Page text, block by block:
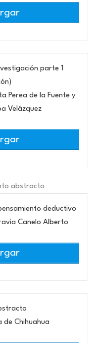
parte 1
Perea de la Fuente y
Velázquez
abstracto
deductivo
Canelo Alberto
de Chihuahua